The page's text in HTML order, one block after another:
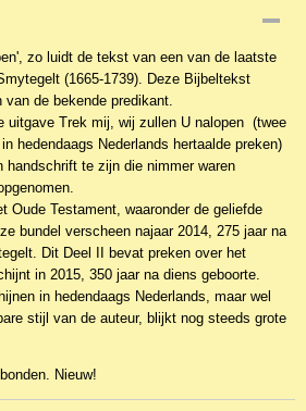
zo luidt de tekst van een van de laatste
(1665-1739). Deze Bijbeltekst
van de bekende predikant.
uitgave Trek mij, wij zullen U nalopen (twee
hedendaags Nederlands hertaalde preken)
handschrift te zijn die nimmer waren
Oude Testament, waaronder de geliefde
bundel verscheen najaar 2014, 275 jaar na
Dit Deel II bevat preken over het
in 2015, 350 jaar na diens geboorte.
in hedendaags Nederlands, maar wel
stijl van de auteur, blijkt nog steeds grote
Nieuw!